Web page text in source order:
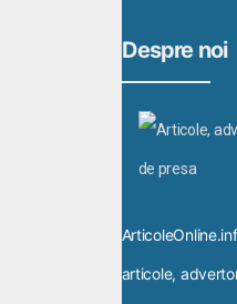
Despre noi
articole,